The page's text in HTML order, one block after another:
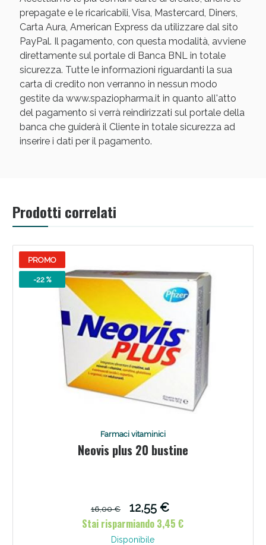
prepagate e le ricaricabili, Visa, Mastercard, Diners,
Carta Aura, American Express da utilizzare dal sito
PayPal. Il pagamento, con questa modalità, avviene
direttamente sul portale di Banca BNL in totale
sicurezza. Tutte le informazioni riguardanti la sua
carta di credito non verranno in nessun modo
gestite da www.spaziopharma.it in quanto all'atto
del pagamento si verrà reindirizzati sul portale della
banca che guiderà il Cliente in totale sicurezza ad
inserire i dati per il pagamento.
Prodotti correlati
PROMO
-22 %
Farmaci vitaminici
Neovis plus 20 bustine
16,00 €
12,55 €
Stai risparmiando 3,45 €
Disponibile
Scopri le offerte di Oggi